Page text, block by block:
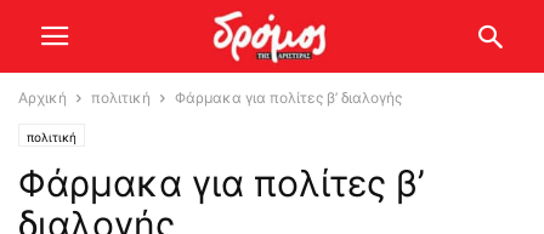
Αρχική πολιτική Φάρμακα για πολίτες β’ διαλογής
πολιτική
Φάρμακα για πολίτες β’
διαλογής